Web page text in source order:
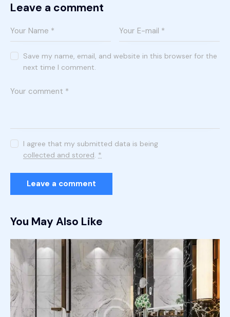
Leave a comment
Save my name, email, and website in this browser for the
next time I comment.
I agree that my submitted data is being
collected and stored. *
You May Also Like